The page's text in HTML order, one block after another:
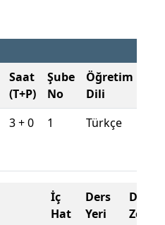
Saat
(T+P)
Şube
No
Öğretim
Dili
3 + 0 1 Türkçe
İç
Hat
Ders
Yeri